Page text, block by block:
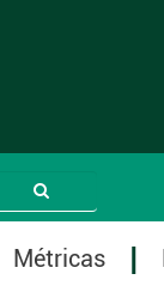
Métricas